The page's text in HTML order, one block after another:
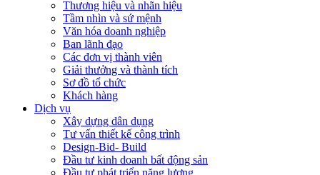
Thương hiệu và nhãn hiệu
Tầm nhìn và sứ mệnh
Văn hóa doanh nghiệp
Ban lãnh đạo
Các đơn vị thành viên
Giải thưởng và thành tích
Sơ đồ tổ chức
Khách hàng
Dịch vụ
Xây dựng dân dụng
Tư vấn thiết kế công trình
Design-Bid- Build
Đầu tư kinh doanh bất động sản
Đầu tư phát triển năng lượng